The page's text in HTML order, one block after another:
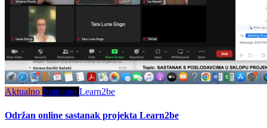
Aktualno Istaknuto Learn2be
Održan online sastanak projekta Learn2be